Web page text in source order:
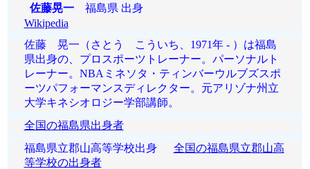
佐藤晃一福島県 出身
Wikipedia
佐藤 晃一（さとう こういち、1971年 - ）は福島
県出身の、プロスポーツトレーナー。パーソナルト
レーナー。NBAミネソタ・ティンバーウルブズスポ
ーツパフォーマンスディレクター。元アリゾナ州立
大学キネシオロジー学部講師。
全国の福島県出身者
福島県立郡山高等学校出身 全国の福島県立郡山高
等学校の出身者